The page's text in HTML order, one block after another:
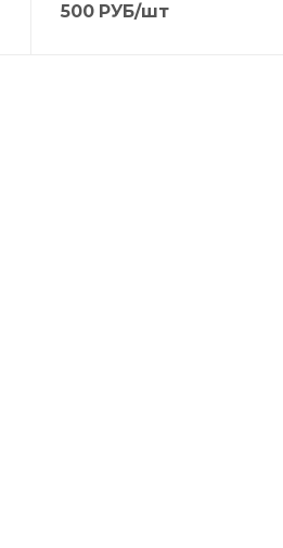
500РУБ/шт